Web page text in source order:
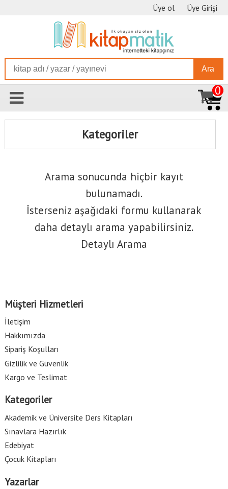
Üye ol Üye Girişi
Ara
0
Kategoriler
Arama sonucunda hiçbir kayıt
bulunamadı.
İsterseniz aşağıdaki formu kullanarak
daha detaylı arama yapabilirsiniz.
Detaylı Arama
Müşteri Hizmetleri
İletişim
Hakkımızda
Sipariş Koşulları
Gizlilik ve Güvenlik
Kargo ve Teslimat
Kategoriler
Akademik ve Üniversite Ders Kitapları
Sınavlara Hazırlık
Edebiyat
Çocuk Kitapları
Yazarlar